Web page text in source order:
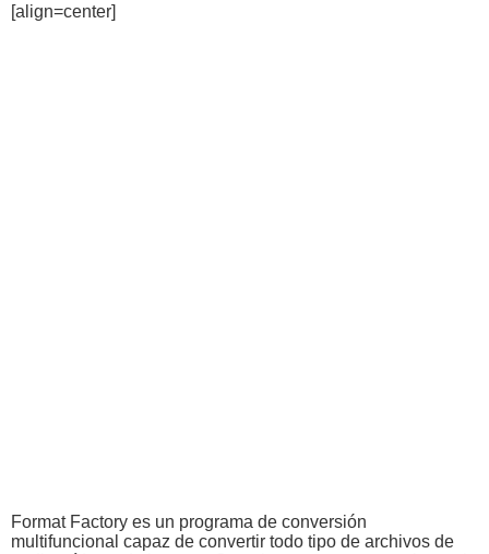
[align=center]
Format Factory es un programa de conversión
multifuncional capaz de convertir todo tipo de archivos de